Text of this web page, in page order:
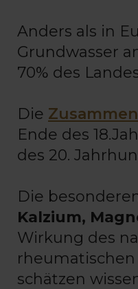
Anders als in
Grundwasser
70% des
Die
Ende des
des 20.
Die
Kalzium,
Wirkung des
schätzen